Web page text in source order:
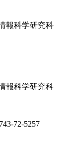
報科学研究科
報科学研究科
72-5257